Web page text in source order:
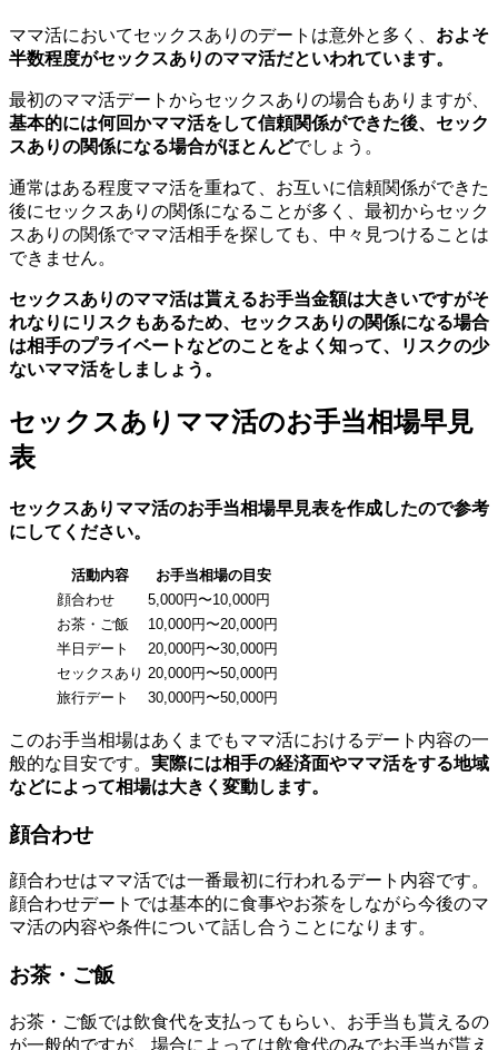
ママ活においてセックスありのデートは意外と多く、 およそ
半数程度がセックスありのママ活だといわれています。
最初のママ活デートからセックスありの場合もありますが、
基本的には何回かママ活をして信頼関係ができた後、セック
スありの関係になる場合がほとんどでしょう。
通常はある程度ママ活を重ねて、お互いに信頼関係ができた
後にセックスありの関係になることが多く、最初からセック
スありの関係でママ活相手を探しても、中々見つけることは
できません。
セックスありのママ活は貰えるお手当金額は大きいですがそ
れなりにリスクもあるため、セックスありの関係になる場合
は相手のプライベートなどのことをよく知って、リスクの少
ないママ活をしましょう。
セックスありママ活のお手当相場早見
表
セックスありママ活のお手当相場早見表を作成したので参考
にしてください。
活動内容
お手当相場の目安
顔合わせ
5,000円〜10,000円
お茶・ご飯
10,000円〜20,000円
半日デート
20,000円〜30,000円
セックスあり 20,000円〜50,000円
旅行デート
30,000円〜50,000円
このお手当相場はあくまでもママ活におけるデート内容の一
般的な目安です。 実際には相手の経済面やママ活をする地域
などによって相場は大きく変動します。
顔合わせ
顔合わせはママ活では一番最初に行われるデート内容です。
顔合わせデートでは基本的に食事やお茶をしながら今後のマ
マ活の内容や条件について話し合うことになります。
お茶・ご飯
お茶・ご飯では飲食代を支払ってもらい、お手当も貰えるの
が一般的ですが、場合によっては飲食代のみでお手当が貰え